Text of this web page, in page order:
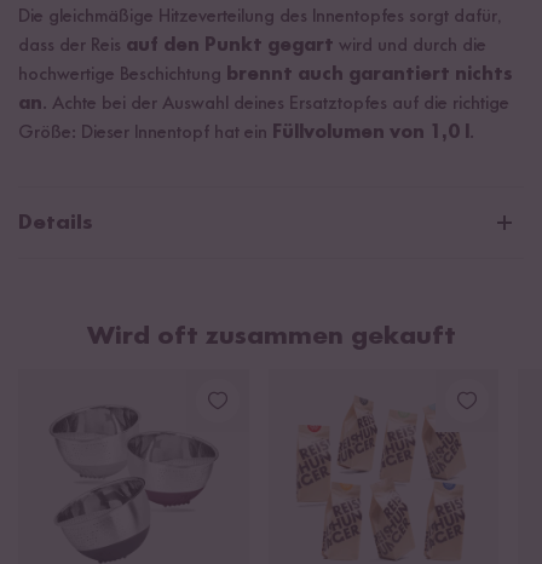
Die gleichmäßige Hitzeverteilung des Innentopfes sorgt dafür,
dass der Reis auf den Punkt gegart wird und durch die
hochwertige Beschichtung brennt auch garantiert nichts
an. Achte bei der Auswahl deines Ersatztopfes auf die richtige
Größe: Dieser Innentopf hat ein Füllvolumen von 1,0 l .
Details
Mit hochwertiger doppelter Antihaftbeschichtung
Durchmesser: 21cm cm / Höhe: 11 cm
Gewicht: 0,363 kg
Reiskocher Herstellerbezeichnung: NL-GAQ-10
Ersatztopf Herstellerbezeichnung: B566
Wird oft zusammen gekauft